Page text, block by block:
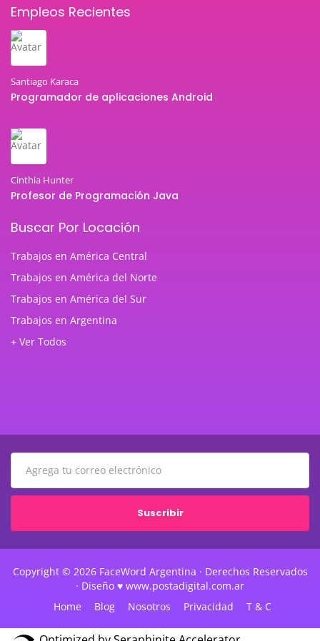
Empleos Recientes
Santiago Karaca
Programador de aplicaciones Android
Cinthia Hunter
Profesor de Programación Java
Buscar Por Locación
Trabajos en América Central
Trabajos en América del Norte
Trabajos en América del Sur
Trabajos en Argentina
+ Ver Todos
Suscribir
Copyright © 2026 FaceWord Argentina · Derechos Reservados
· Diseño ♥ www.postadigital.com.ar
Home
Blog Nosotros Privacidad T & C